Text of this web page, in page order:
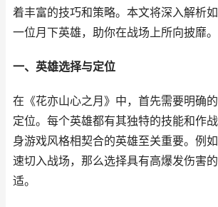
着丰富的技巧和策略。本文将深入解析
一位月下英雄，助你在战场上所向披靡。
一、英雄选择与定位
在《花亦山心之月》中，首先需要明确
定位。每个英雄都有其独特的技能和作
身游戏风格相契合的英雄至关重要。例
速切入战场，那么选择具有高爆发伤害
适。